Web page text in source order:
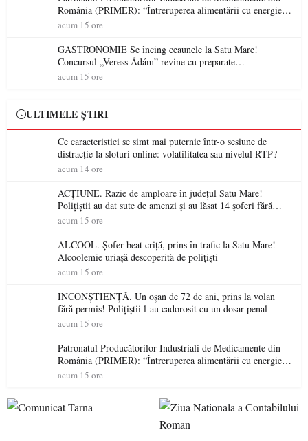
România (PRIMER): “Întreruperea alimentării cu energie
electrică a fabricilor de medicamente va pune în pericol
acum 15 ore
GASTRONOMIE Se încing ceaunele la Satu Mare!
Concursul „Veress Ádám” revine cu preparate
spectaculoase, premii și un jurat de renume
acum 15 ore
ULTIMELE ȘTIRI
Ce caracteristici se simt mai puternic într-o sesiune de
distracție la sloturi online: volatilitatea sau nivelul RTP?
acum 14 ore
ACȚIUNE. Razie de amploare în județul Satu Mare!
Polițiștii au dat sute de amenzi și au lăsat 14 șoferi fără
permis într-o singură zi
acum 15 ore
ALCOOL. Șofer beat criță, prins în trafic la Satu Mare!
Alcoolemie uriașă descoperită de polițiști
acum 15 ore
INCONȘTIENȚĂ. Un oșan de 72 de ani, prins la volan
fără permis! Polițiștii l-au cadorosit cu un dosar penal
acum 15 ore
Patronatul Producătorilor Industriali de Medicamente din
România (PRIMER): “Întreruperea alimentării cu energie
electrică a fabricilor de medicamente va pune în pericol
acum 15 ore